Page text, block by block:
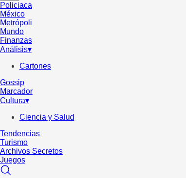
Policiaca
México
Metrópoli
Mundo
Finanzas
Análisis▾
Cartones
Gossip
Marcador
Cultura▾
Ciencia y Salud
Tendencias
Turismo
Archivos Secretos
Juegos